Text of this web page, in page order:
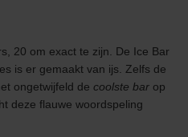
20 om exact te zijn. De Ice Bar
is er gemaakt van ijs. Zelfs de
ongetwijfeld decoolste bar op
deze flauwe woordspeling